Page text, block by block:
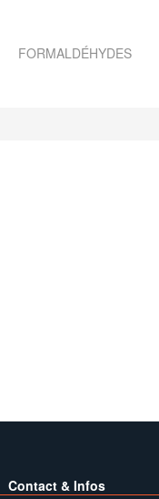
FORMALDÉHYDES
Contact & Infos